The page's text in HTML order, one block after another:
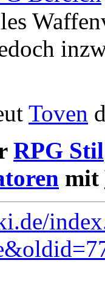
Toven
RPG Stil
mit